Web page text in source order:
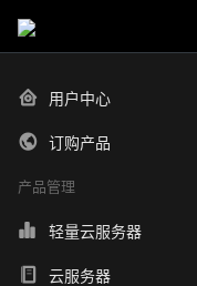
用户中心
订购产品
产品管理
轻量云服务器
云服务器